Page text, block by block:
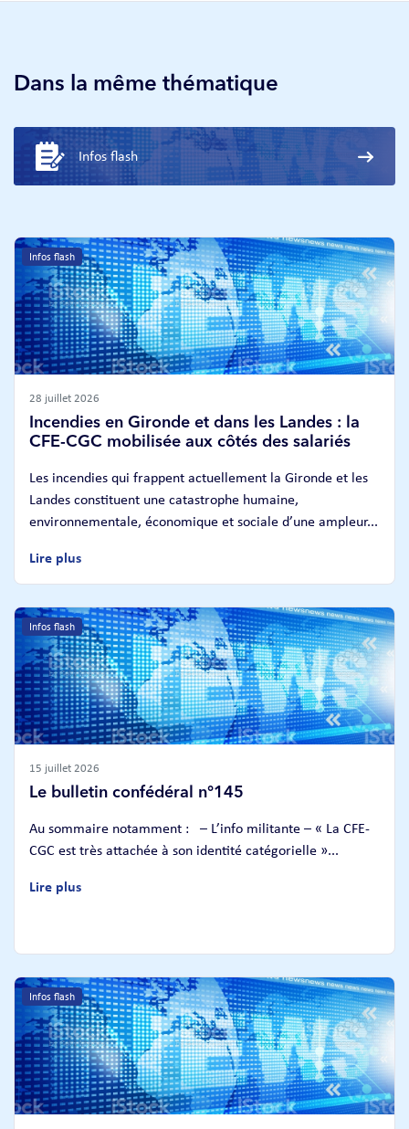
Dans la même thématique
Infos flash
Infos flash
28 juillet 2026
Incendies en Gironde et dans les Landes : la
CFE-CGC mobilisée aux côtés des salariés
Les incendies qui frappent actuellement la Gironde et les
Landes constituent une catastrophe humaine,
environnementale, économique et sociale d’une ampleur...
Lire plus
Infos flash
15 juillet 2026
Le bulletin confédéral n°145
Au sommaire notamment : – L’info militante – « La CFE-
CGC est très attachée à son identité catégorielle »...
Lire plus
Infos flash